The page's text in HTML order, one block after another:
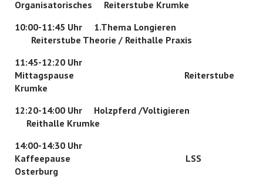
Organisatorisches Reiterstube Krumke
10:00-11:45 Uhr 1.Thema Longieren
Reiterstube Theorie / Reithalle Praxis
11:45-12:20 Uhr
Mittagspause Reiterstube
Krumke
12:20-14:00 Uhr Holzpferd /Voltigieren
Reithalle Krumke
14:00-14:30 Uhr
Kaffeepause LSS
Osterburg